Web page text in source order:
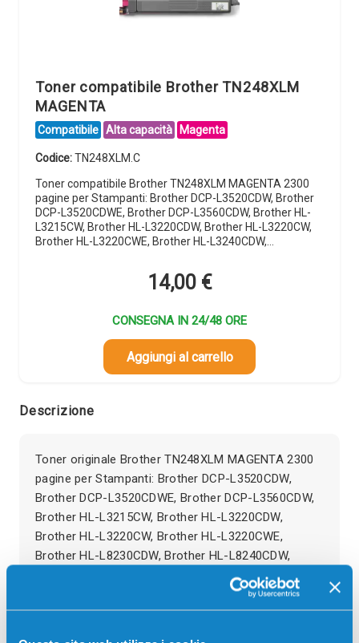
Toner compatibile Brother TN248XLM
MAGENTA
Compatibile Alta capacità Magenta
Codice:TN248XLM.C
Toner compatibile Brother TN248XLM MAGENTA 2300
pagine per Stampanti: Brother DCP-L3520CDW, Brother
DCP-L3520CDWE, Brother DCP-L3560CDW, Brother HL-
L3215CW, Brother HL-L3220CDW, Brother HL-L3220CW,
Brother HL-L3220CWE, Brother HL-L3240CDW,…
14,00 €
CONSEGNA IN 24/48 ORE
Aggiungi al carrello
Descrizione
Toner originale Brother TN248XLM MAGENTA 2300
pagine per Stampanti: Brother DCP-L3520CDW,
Brother DCP-L3520CDWE, Brother DCP-L3560CDW,
Brother HL-L3215CW, Brother HL-L3220CDW,
Brother HL-L3220CW, Brother HL-L3220CWE,
Brother HL-L8230CDW, Brother HL-L8240CDW,